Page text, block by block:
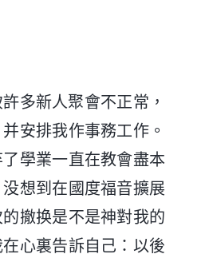
多新人聚會不正常，
安排我作事務工作。
學業一直在教會盡本
想到在國度福音擴展
撤换是不是神對我的
心裏告訴自己：以後